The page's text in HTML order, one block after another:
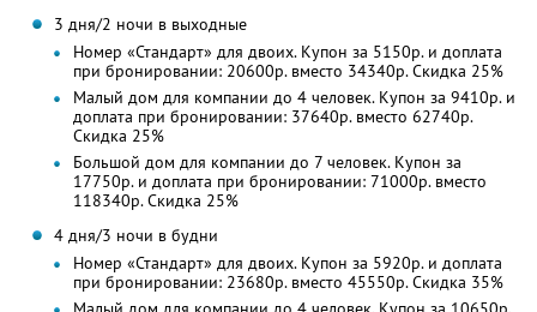
3 дня/2 ночи в выходные
Номер «Стандарт» для двоих. Купон за 5150р. и доплата
при бронировании: 20600р. вместо 34340р. Скидка 25%
Малый дом для компании до 4 человек. Купон за 9410р. и
доплата при бронировании: 37640р. вместо 62740р.
Скидка 25%
Большой дом для компании до 7 человек. Купон за
17750р. и доплата при бронировании: 71000р. вместо
118340р. Скидка 25%
4 дня/3 ночи в будни
Номер «Стандарт» для двоих. Купон за 5920р. и доплата
при бронировании: 23680р. вместо 45550р. Скидка 35%